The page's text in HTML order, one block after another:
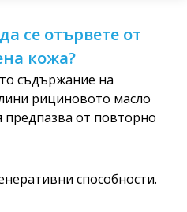
се отървете от
кожа?
съдържание на
рициновото масло
от повторно
способности.